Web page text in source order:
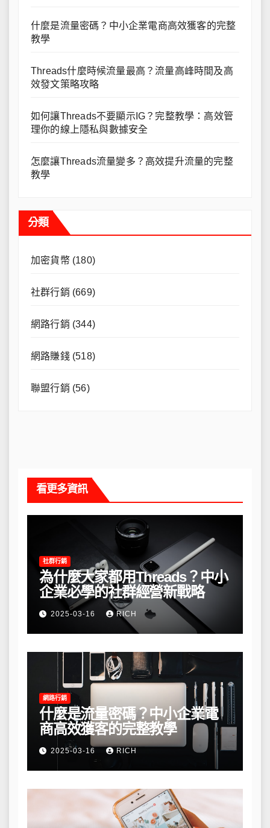
什麼是流量密碼？中小企業電商高效獲客的完整
教學
Threads什麼時候流量最高？流量高峰時間及高
效發文策略攻略
如何讓Threads不要顯示IG？完整教學：高效管
理你的線上隱私與數據安全
怎麼讓Threads流量變多？高效提升流量的完整
教學
分類
加密貨幣(180)
社群行銷 (669)
網路行銷 (344)
網路賺錢(518)
聯盟行銷 (56)
看更多資訊
社群行銷
為什麼大家都用Threads？中小
企業必學的社群經營新戰略
2025-03-16 RICH
網路行銷
什麼是流量密碼？中小企業電
商高效獲客的完整教學
2025-03-16 RICH